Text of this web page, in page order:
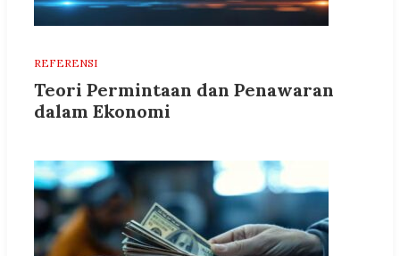
REFERENSI
Teori Permintaan dan Penawaran
dalam Ekonomi